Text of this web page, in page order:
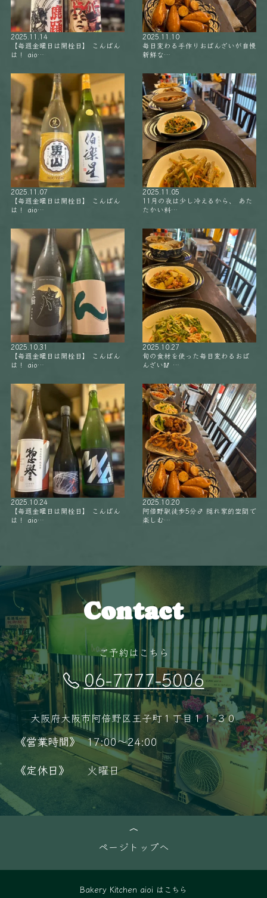
2025.11.14
【毎週金曜日は開栓日】 こんばん
は！ aio…
2025.11.10
毎日変わる手作りおばんざいが自慢
新鮮な…
2025.11.07
【毎週金曜日は開栓日】 こんばん
は！ aio…
2025.11.05
11月の夜は少し冷えるから、 あた
たかい料…
2025.10.31
【毎週金曜日は開栓日】 こんばん
は！ aio…
2025.10.27
旬の食材を使った毎日変わるおば
んざい🥢 …
2025.10.24
【毎週金曜日は開栓日】 こんばん
は！ aio…
2025.10.20
阿倍野駅徒歩5分‍♂️ 隠れ家的空間で
楽しむ…
Contact
ご予約はこちら
06-7777-5006
大阪府大阪市阿倍野区王子町１丁目１１−３０
《営業時間》 17:00～24:00
《定休日》
火曜日
ページトップへ
Bakery Kitchen aioi はこちら